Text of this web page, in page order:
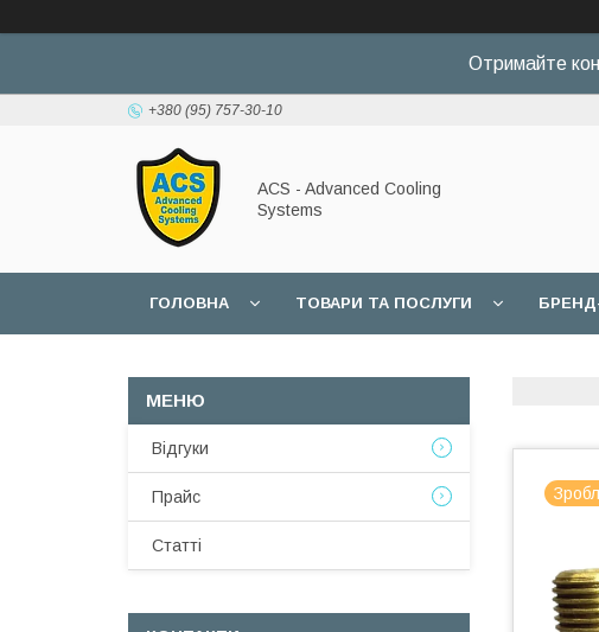
Отримайте
+380 (95) 757-30-10
ACS - Advanced Cooling
Systems
ГОЛОВНА ТОВАРИ ТА ПОСЛУГИ
Відгуки
Прайс
Статті